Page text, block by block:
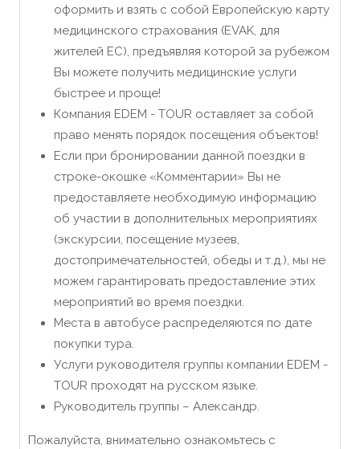
оформить и взять с собой Европейскую карту
медицинского страхования (EVAK, для
жителей ЕС), предъявляя которой за рубежом
Вы можете получить медицинские услуги
быстрее и проще!
Компания EDEM - TOUR оставляет за собой
право менять порядок посещения объектов!
Если при бронировании данной поездки в
строке-окошке «Комментарии» Вы не
предоставляете необходимую информацию
об участии в дополнительных мероприятиях
(экскурсии, посещение музеев,
достопримечательностей, обеды и т.д.), мы не
можем гарантировать предоставление этих
мероприятий во время поездки.
Места в автобусе распределяются по дате
покупки тура.
Услуги руководителя группы компании EDEM -
TOUR проходят на русском языке.
Руководитель группы – Александр.
Пожалуйста, внимательно ознакомьтесь с